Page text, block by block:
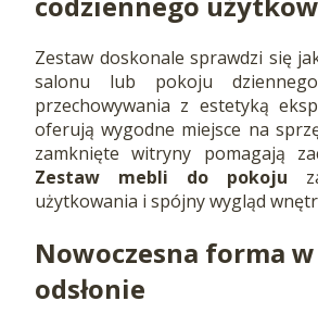
Zestaw doskonale sprawdzi się
salonu lub pokoju
przechowywania z estetyką
oferują wygodne miejsce na
zamknięte witryny pomagają
Zestaw mebli do pokoju
użytkowania i spójny wygląd
Nowoczesna forma w
odsłonie